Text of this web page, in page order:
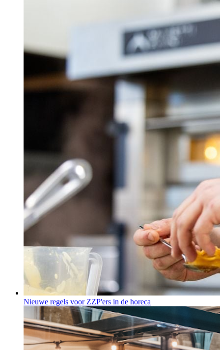
Nieuwe regels voor ZZP'ers in de horeca